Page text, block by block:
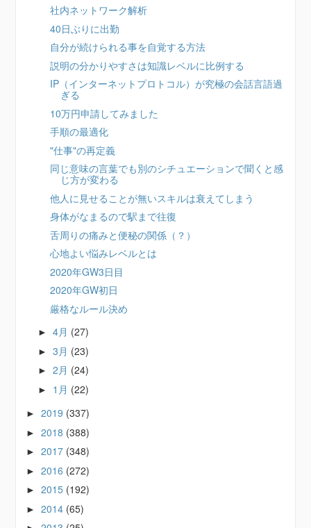
社内ネットワーク解析
40日ぶりに出勤
自分が続けられる事を自覚する方法
説明の分かりやすさは知識レベルに比例する
IP（インターネットプロトコル）が究極の会話言語過
ぎる
10万円申請してみました
手順の最適化
"仕事"の再定義
同じ意味の言葉でも別のシチュエーションで聞くと感
じ方が変わる
他人に見せることが無いスキルは衰えてしまう
身体がなまるので駅まで往復
舌周りの痛みと便秘の関係（？）
心地よい悩みレベルとは
2020年GW3日目
2020年GW初日
厳格なルール決め
►4月 (27)
►3月 (23)
►2月 (24)
► 1月 (22)
►2019 (337)
►2018 (388)
►2017 (348)
►2016 (272)
►2015 (192)
►2014 (65)